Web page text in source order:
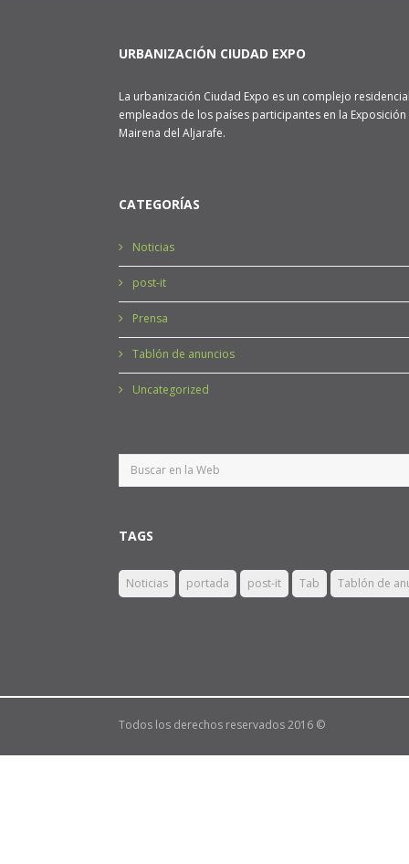
URBANIZACIÓN CIUDAD EXPO
La urbanización Ciudad Expo es un complejo
empleados de los países participantes en la
Mairena del Aljarafe.
CATEGORÍAS
Noticias
post-it
Prensa
Tablón de anuncios
Uncategorized
TAGS
Noticias portada post-it Tab Tablón de
Todos los derechos reservados 2016 ©